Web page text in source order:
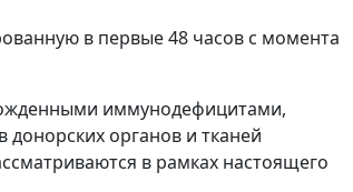
в первые 48 часов с момента
иммунодефицитами,
органов и тканей
в рамках настоящего